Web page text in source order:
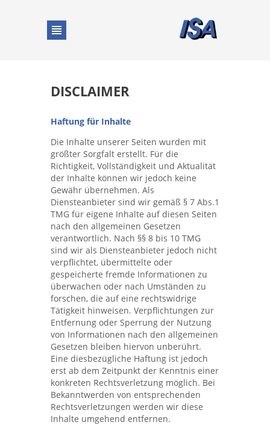
Services
Competences
Industries
Company
About us
Certifications
Contact person
Career
Contact
Privacy
Disclaimer
DISCLAIMER
Haftung für Inhalte
Die Inhalte unserer Seiten wurden mit
größter Sorgfalt erstellt. Für die
Richtigkeit, Vollständigkeit und Aktualität
der Inhalte können wir jedoch keine
Gewähr übernehmen. Als
Diensteanbieter sind wir gemäß § 7 Abs.1
TMG für eigene Inhalte auf diesen Seiten
nach den allgemeinen Gesetzen
verantwortlich. Nach §§ 8 bis 10 TMG
sind wir als Diensteanbieter jedoch nicht
verpflichtet, übermittelte oder
gespeicherte fremde Informationen zu
überwachen oder nach Umständen zu
forschen, die auf eine rechtswidrige
Tätigkeit hinweisen. Verpflichtungen zur
Entfernung oder Sperrung der Nutzung
von Informationen nach den allgemeinen
Gesetzen bleiben hiervon unberührt.
Eine diesbezügliche Haftung ist jedoch
erst ab dem Zeitpunkt der Kenntnis einer
konkreten Rechtsverletzung möglich. Bei
Bekanntwerden von entsprechenden
Rechtsverletzungen werden wir diese
Inhalte umgehend entfernen.